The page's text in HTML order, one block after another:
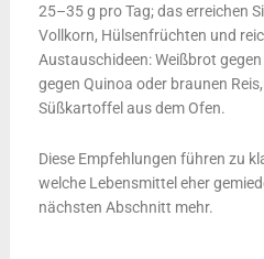
25–35 g pro Tag; das erreichen
Vollkorn, Hülsenfrüchten und
Austauschideen: Weißbrot
gegen Quinoa oder braunen
Süßkartoffel aus dem Ofen.
Diese Empfehlungen führen zu
welche Lebensmittel eher
nächsten Abschnitt mehr.